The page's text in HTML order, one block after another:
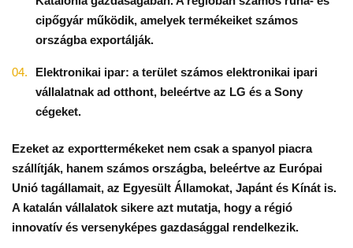
cipőgyár működik, amelyek termékeiket számos
országba exportálják.
Elektronikai ipar: a terület számos elektronikai ipari
vállalatnak ad otthont, beleértve az LG és a Sony
cégeket.
Ezeket az exporttermékeket nem csak a spanyol piacra
szállítják, hanem számos országba, beleértve az Európai
Unió tagállamait, az Egyesült Államokat, Japánt és Kínát is.
A katalán vállalatok sikere azt mutatja, hogy a régió
innovatív és versenyképes gazdasággal rendelkezik.